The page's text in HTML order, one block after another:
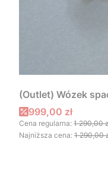
(Outlet) Wózek
Cena promocyjna
999,00 zł
Cena regularna: 1 290,00
Najniższa cena: 1 290,00